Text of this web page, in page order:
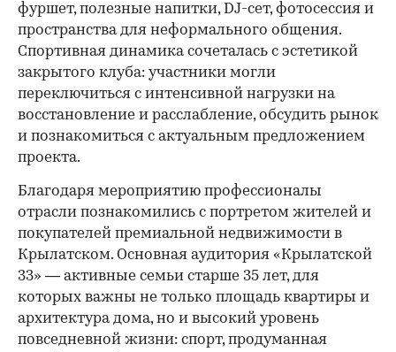
фуршет, полезные напитки, DJ-сет, фотосессия и
пространства для неформального общения.
Спортивная динамика сочеталась с эстетикой
закрытого клуба: участники могли
переключиться с интенсивной нагрузки на
восстановление и расслабление, обсудить рынок
и познакомиться с актуальным предложением
проекта.
Благодаря мероприятию профессионалы
отрасли познакомились с портретом жителей и
покупателей премиальной недвижимости в
Крылатском. Основная аудитория «Крылатской
33» — активные семьи старше 35 лет, для
которых важны не только площадь квартиры и
архитектура дома, но и высокий уровень
повседневной жизни: спорт, продуманная